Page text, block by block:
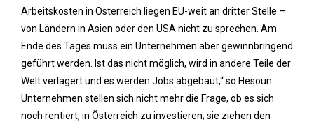
Arbeitskosten in Österreich liegen EU-weit an dritter Stelle –
von Ländern in Asien oder den USA nicht zu sprechen. Am
Ende des Tages muss ein Unternehmen aber gewinnbringend
geführt werden. Ist das nicht möglich, wird in andere Teile der
Welt verlagert und es werden Jobs abgebaut,“ so Hesoun.
Unternehmen stellen sich nicht mehr die Frage, ob es sich
noch rentiert, in Österreich zu investieren; sie ziehen den